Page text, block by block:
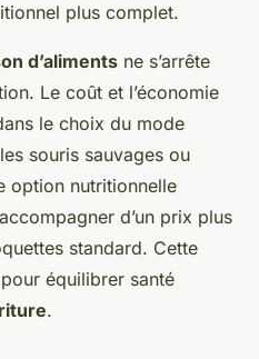
plus complet.
d’aliments ne s’arrête
Le coût et l’économie
le choix du mode
souris sauvages ou
option nutritionnelle
d’un prix plus
standard. Cette
équilibrer santé
.